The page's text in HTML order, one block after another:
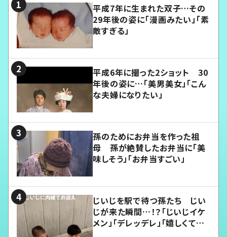
平成7年に生まれた双子…その
29年後の姿に「漫画みたい」「素
敵すぎる」
平成6年に撮った2ショット 30
年後の姿に…「美男美女」「こん
な夫婦になりたい」
孫のためにお弁当を作った祖
母 孫が絶賛したお弁当に「美
味しそう」「お弁当すごい」
じいじを駅で待つ孫たち じい
じが来た瞬間…！？「じいじイケ
メン」「デレッデレ」「嬉しくて可